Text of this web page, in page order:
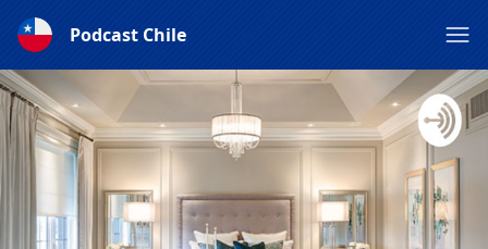
Podcast Chile